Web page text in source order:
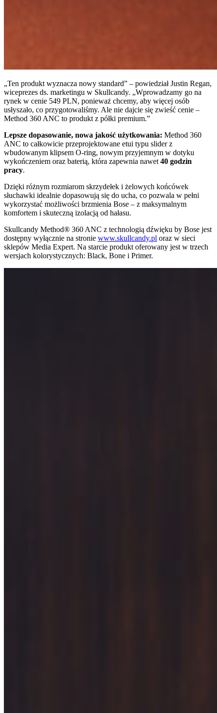
„Ten produkt wyznacza nowy standard” – powiedział Justin Regan,
wiceprezes ds. marketingu w Skullcandy. „Wprowadzamy go na
rynek w cenie 549 PLN, ponieważ chcemy, aby więcej osób
usłyszało, co przygotowaliśmy. Ale nie dajcie się zwieść cenie –
Method 360 ANC to produkt z półki premium.”
Lepsze dopasowanie, nowa jakość użytkowania: Method 360
ANC to całkowicie przeprojektowane etui typu slider z
wbudowanym klipsem O-ring, nowym przyjemnym w dotyku
wykończeniem oraz baterią, która zapewnia nawet 40 godzin
pracy.
Dzięki różnym rozmiarom skrzydełek i żelowych końcówek
słuchawki idealnie dopasowują się do ucha, co pozwala w pełni
wykorzystać możliwości brzmienia Bose – z maksymalnym
komfortem i skuteczną izolacją od hałasu.
Skullcandy Method® 360 ANC z technologią dźwięku by Bose jest
dostępny wyłącznie na stronie www.skullcandy.pl oraz w sieci
sklepów Media Expert. Na starcie produkt oferowany jest w trzech
wersjach kolorystycznych: Black, Bone i Primer.